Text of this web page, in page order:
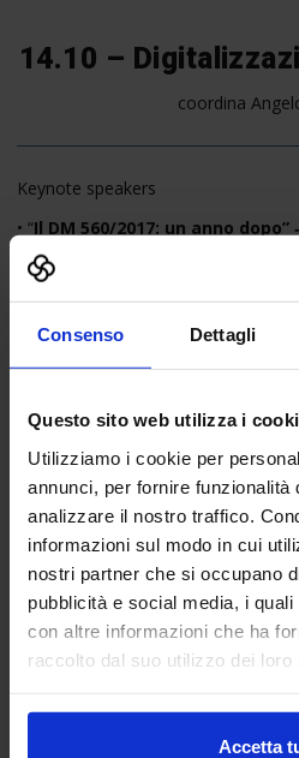
Consenso Dettagli
Questo sito web utilizza i
Utilizziamo i cookie per
annunci, per fornire funzionalità
analizzare il nostro traffico.
informazioni sul modo in cui
nostri partner che si occupano
pubblicità e social media, i
con altre informazioni che ha
raccolto dal suo utilizzo dei loro
Accetta
14.10 –
coordina
Keynote speakers
• “Il DM 560/2017: un anno dopo” ‐
“La Digitalizzazione della
Italia” ‐
•“A Road Map for a wide
Feustel, BMVI
“Il ruolo della
degli interventi”‐RDD, UNI
Tavola rotonda“La sfida della
collaborazione per un settore
i Presidenti di ANCE, ANCI,